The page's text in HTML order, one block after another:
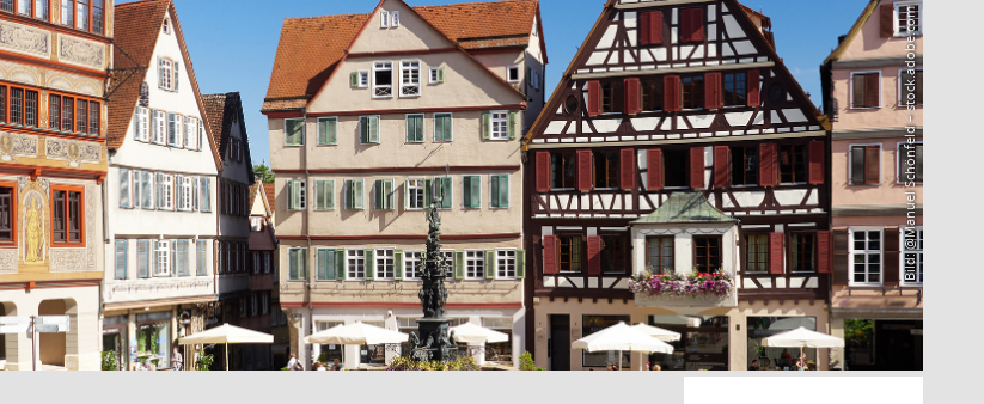
Bild: @Manuel Schönfeld – stock.adobe.com